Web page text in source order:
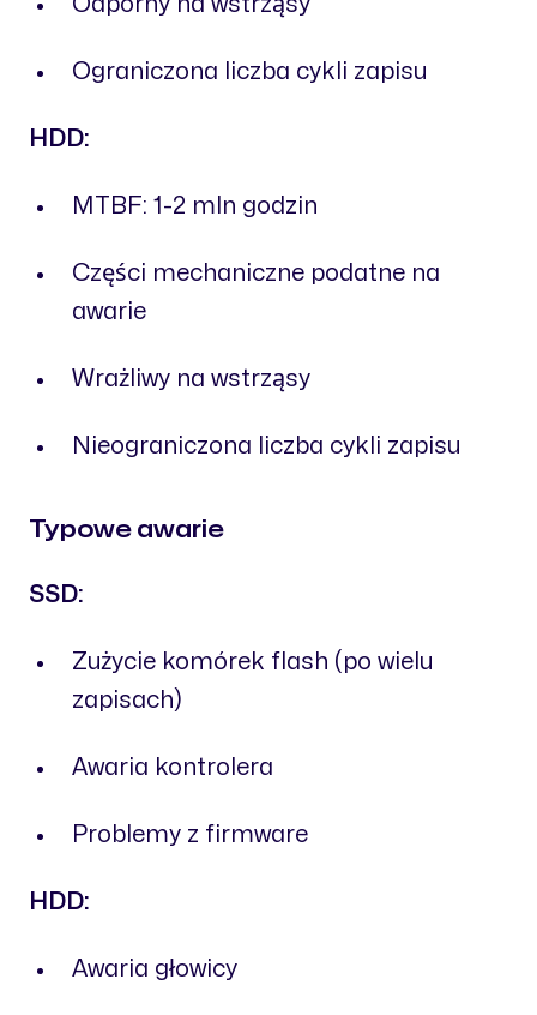
Ograniczona liczba cykli zapisu
HDD:
MTBF: 1-2 mln godzin
Części mechaniczne podatne na
awarie
Wrażliwy na wstrząsy
Nieograniczona liczba cykli zapisu
Typowe awarie
SSD:
Zużycie komórek flash (po wielu
zapisach)
Awaria kontrolera
Problemy z firmware
HDD:
Awaria głowicy